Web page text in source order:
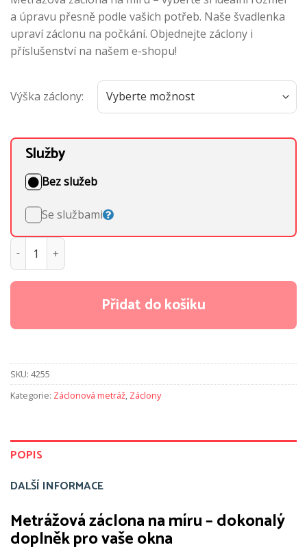
a úpravu přesně podle vašich potřeb. Naše švadlenka
upraví záclonu na počkání. Objednejte záclony i
příslušenství na našem e-shopu!
Výška záclony:
Služby
Bez služeb
Se službami
Metrážová záclona Karol 3 množství
Přidat do košíku
SKU: 4255
Kategorie: Záclonová metráž, Záclony
POPIS
DALŠÍ INFORMACE
Metrážová záclona na míru – dokonalý
doplněk pro vaše okna